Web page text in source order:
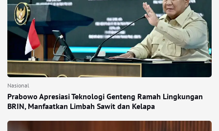
Nasional
Prabowo Apresiasi Teknologi Genteng Ramah Lingkungan
BRIN, Manfaatkan Limbah Sawit dan Kelapa